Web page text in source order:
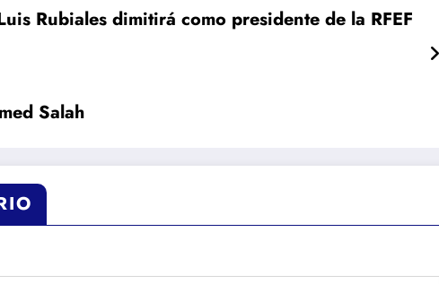
Rubiales dimitirá como presidente de la RFEF
Salah